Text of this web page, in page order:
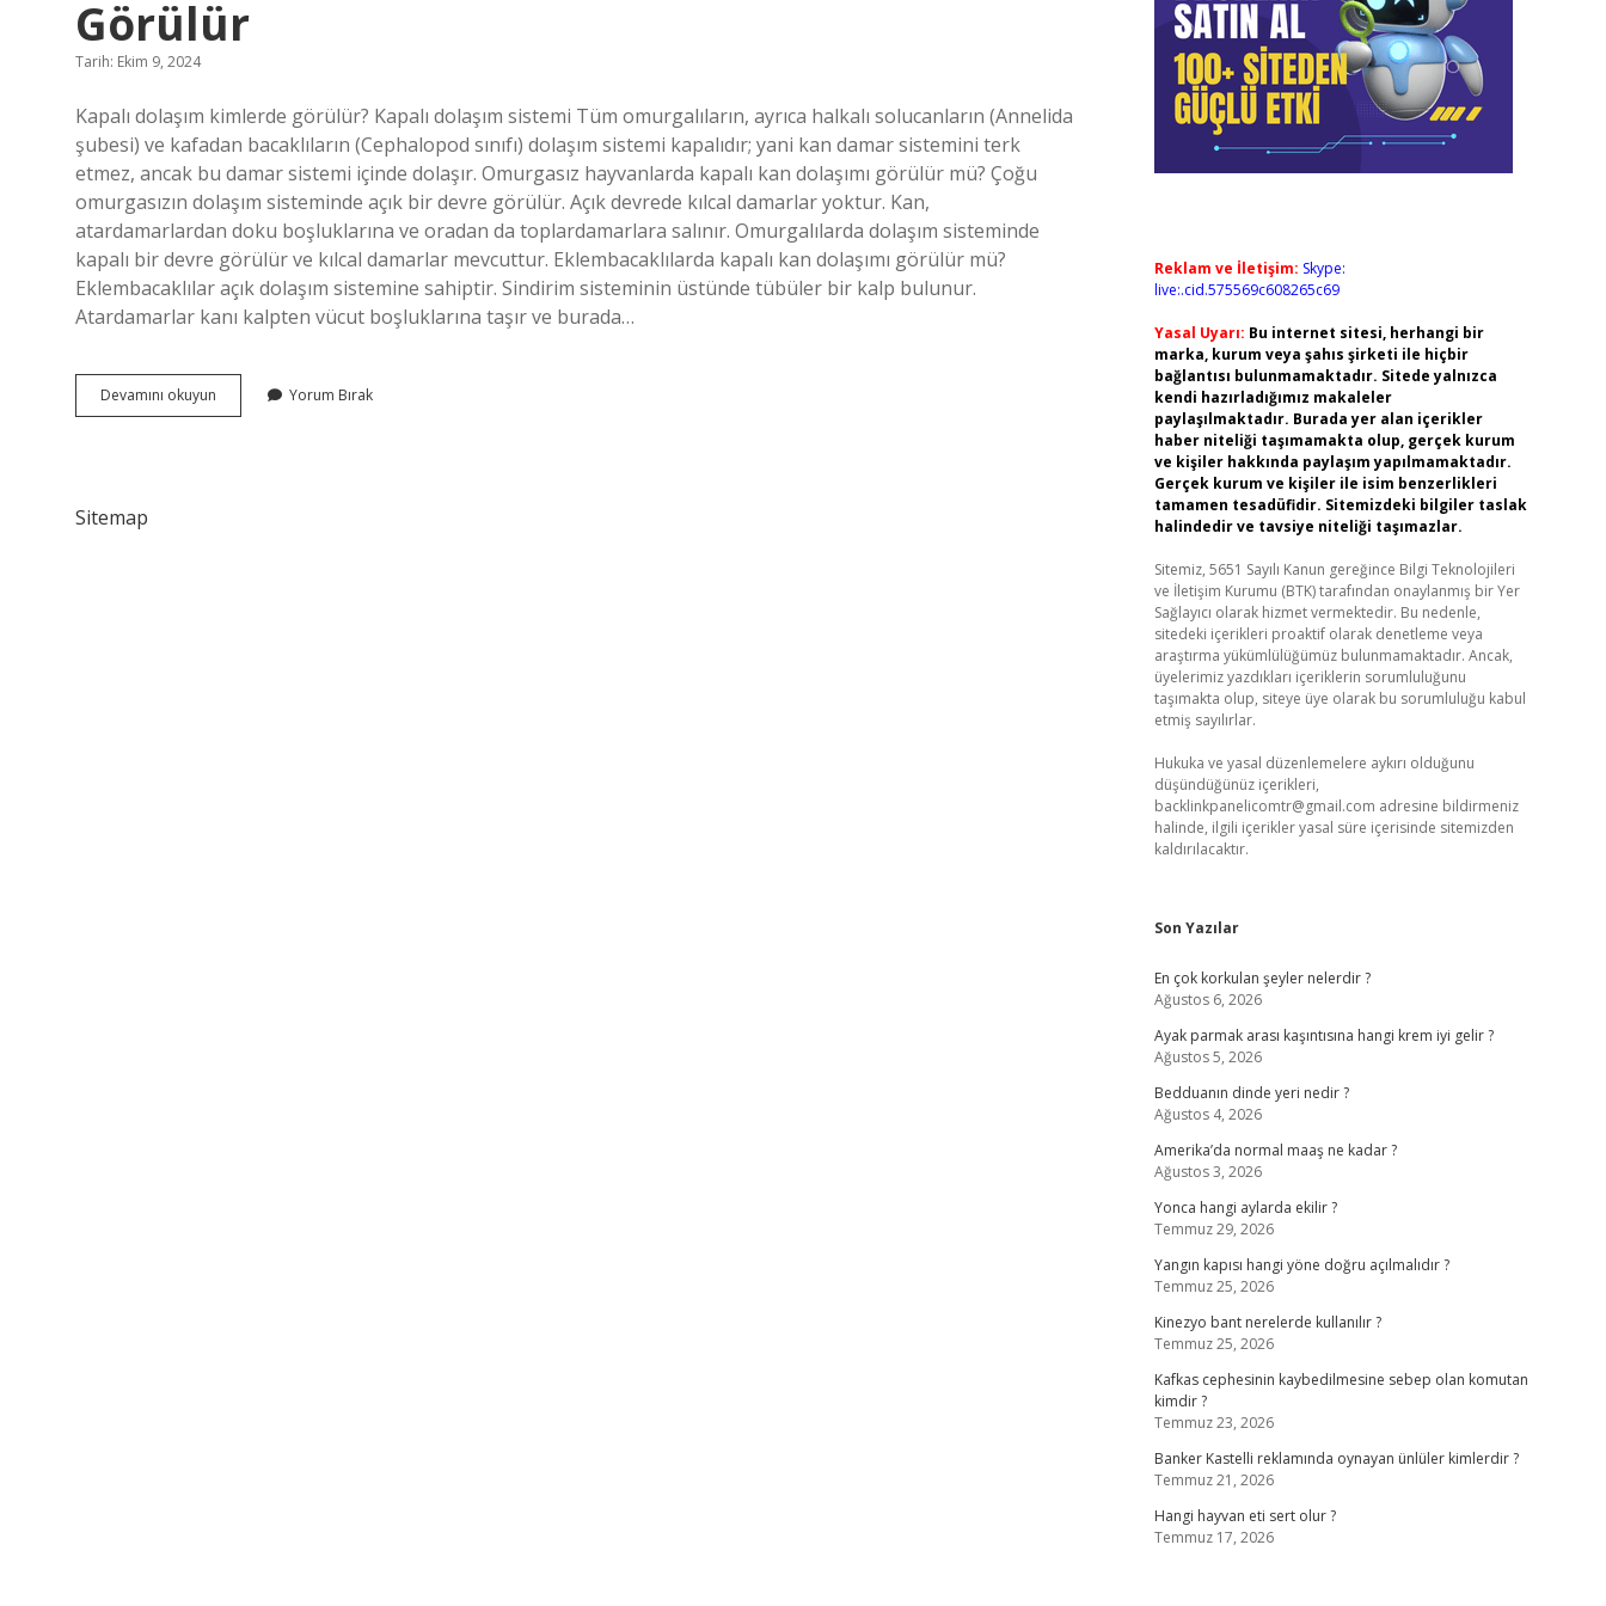
Görülür
Tarih: Ekim 9, 2024
Kapalı dolaşım kimlerde görülür? Kapalı dolaşım sistemi Tüm omurgalıların, ayrıca halkalı solucanların (Annelida
şubesi) ve kafadan bacaklıların (Cephalopod sınıfı) dolaşım sistemi kapalıdır; yani kan damar sistemini terk
etmez, ancak bu damar sistemi içinde dolaşır. Omurgasız hayvanlarda kapalı kan dolaşımı görülür mü? Çoğu
omurgasızın dolaşım sisteminde açık bir devre görülür. Açık devrede kılcal damarlar yoktur. Kan,
atardamarlardan doku boşluklarına ve oradan da toplardamarlara salınır. Omurgalılarda dolaşım sisteminde
kapalı bir devre görülür ve kılcal damarlar mevcuttur. Eklembacaklılarda kapalı kan dolaşımı görülür mü?
Eklembacaklılar açık dolaşım sistemine sahiptir. Sindirim sisteminin üstünde tübüler bir kalp bulunur.
Atardamarlar kanı kalpten vücut boşluklarına taşır ve burada…
Devamını okuyun
Kan
Yorum Bırak
Sitemap
Reklam ve İletişim: Skype:
live:.cid.575569c608265c69
Yasal Uyarı: Bu internet sitesi, herhangi bir
marka, kurum veya şahıs şirketi ile hiçbir
bağlantısı bulunmamaktadır. Sitede yalnızca
kendi hazırladığımız makaleler
paylaşılmaktadır. Burada yer alan içerikler
haber niteliği taşımamakta olup, gerçek kurum
ve kişiler hakkında paylaşım yapılmamaktadır.
Gerçek kurum ve kişiler ile isim benzerlikleri
tamamen tesadüfidir. Sitemizdeki bilgiler taslak
halindedir ve tavsiye niteliği taşımazlar.
Sitemiz, 5651 Sayılı Kanun gereğince Bilgi Teknolojileri
ve İletişim Kurumu (BTK) tarafından onaylanmış bir Yer
Sağlayıcı olarak hizmet vermektedir. Bu nedenle,
sitedeki içerikleri proaktif olarak denetleme veya
araştırma yükümlülüğümüz bulunmamaktadır. Ancak,
üyelerimiz yazdıkları içeriklerin sorumluluğunu
taşımakta olup, siteye üye olarak bu sorumluluğu kabul
etmiş sayılırlar.
Hukuka ve yasal düzenlemelere aykırı olduğunu
düşündüğünüz içerikleri,
backlinkpanelicomtr@gmail.com adresine bildirmeniz
halinde, ilgili içerikler yasal süre içerisinde sitemizden
kaldırılacaktır.
Son Yazılar
En çok korkulan şeyler nelerdir ?
Ağustos 6, 2026
Ayak parmak arası kaşıntısına hangi krem iyi gelir ?
Ağustos 5, 2026
Bedduanın dinde yeri nedir ?
Ağustos 4, 2026
Amerika’da normal maaş ne kadar ?
Ağustos 3, 2026
Yonca hangi aylarda ekilir ?
Temmuz 29, 2026
Yangın kapısı hangi yöne doğru açılmalıdır ?
Temmuz 25, 2026
Kinezyo bant nerelerde kullanılır ?
Temmuz 25, 2026
Kafkas cephesinin kaybedilmesine sebep olan komutan
kimdir ?
Temmuz 23, 2026
Banker Kastelli reklamında oynayan ünlüler kimlerdir ?
Temmuz 21, 2026
Hangi hayvan eti sert olur ?
Temmuz 17, 2026